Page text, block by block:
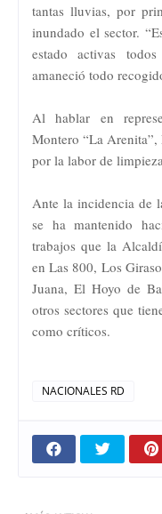
tantas lluvias, por
inundado el sector.
estado activas
amaneció todo
Al hablar en
Montero “La
por la labor de
Ante la incidencia de
se ha mantenido
trabajos que la
en Las 800, Los
Juana, El Hoyo de
otros sectores que
como críticos.
NACIONALES RD